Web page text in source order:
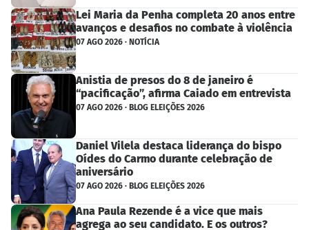
Lei Maria da Penha completa 20 anos entre
avanços e desafios no combate à violência
07 AGO 2026 · NOTÍCIA
Anistia de presos do 8 de janeiro é
“pacificação”, afirma Caiado em entrevista
07 AGO 2026 · BLOG ELEIÇÕES 2026
Daniel Vilela destaca liderança do bispo
Oídes do Carmo durante celebração de
aniversário
07 AGO 2026 · BLOG ELEIÇÕES 2026
Ana Paula Rezende é a vice que mais
agrega ao seu candidato. E os outros?